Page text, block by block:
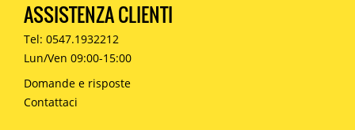
ASSISTENZA CLIENTI
Tel: 0547.1932212
Lun/Ven 09:00-15:00
Domande e risposte
Contattaci